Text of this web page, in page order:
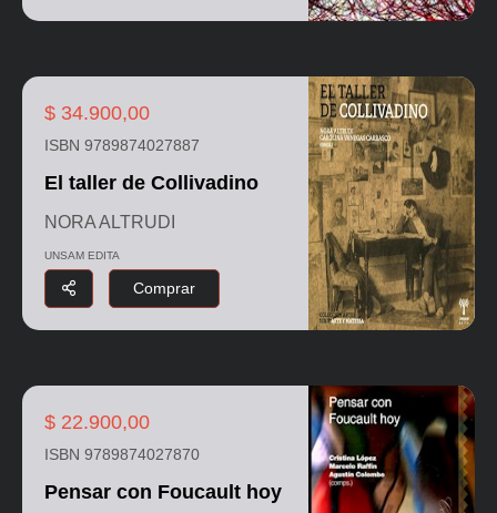
$ 34.900,00
ISBN 9789874027887
El taller de Collivadino
NORA ALTRUDI
UNSAM EDITA
Comprar
$ 22.900,00
ISBN 9789874027870
Pensar con Foucault hoy